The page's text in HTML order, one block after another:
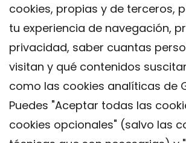
cookies, propias y de terceros,
tu experiencia de navegación,
privacidad, saber cuantas
visitan y qué contenidos
como las cookies analíticas de
Puedes "Aceptar todas las
cookies opcionales" (salvo las